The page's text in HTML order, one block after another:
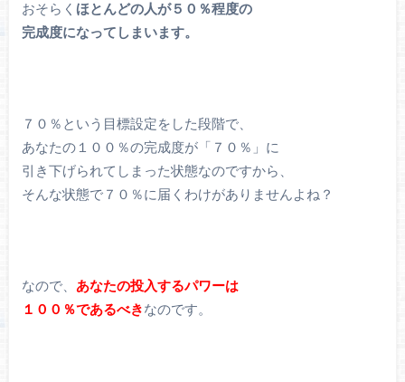
おそらく ほとんどの人が５０％程度の
完成度になってしまいます。
７０％という目標設定をした段階で、
あなたの１００％の完成度が「７０％」に
引き下げられてしまった状態なのですから、
そんな状態で７０％に届くわけがありませんよね？
なので、 あなたの投入するパワーは
１００％であるべきなのです。